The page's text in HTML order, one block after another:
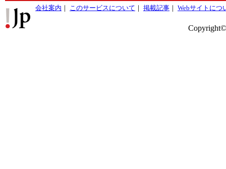
会社案内 ｜ このサービスについて ｜ 掲載記事 ｜ Webサイトにつ